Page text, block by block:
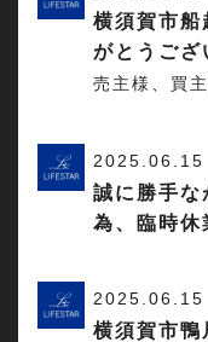
横須賀市船
がとうござ
売主様、買
2025.06.15
誠に勝手
為、臨時休
2025.06.15
横須賀市鴨